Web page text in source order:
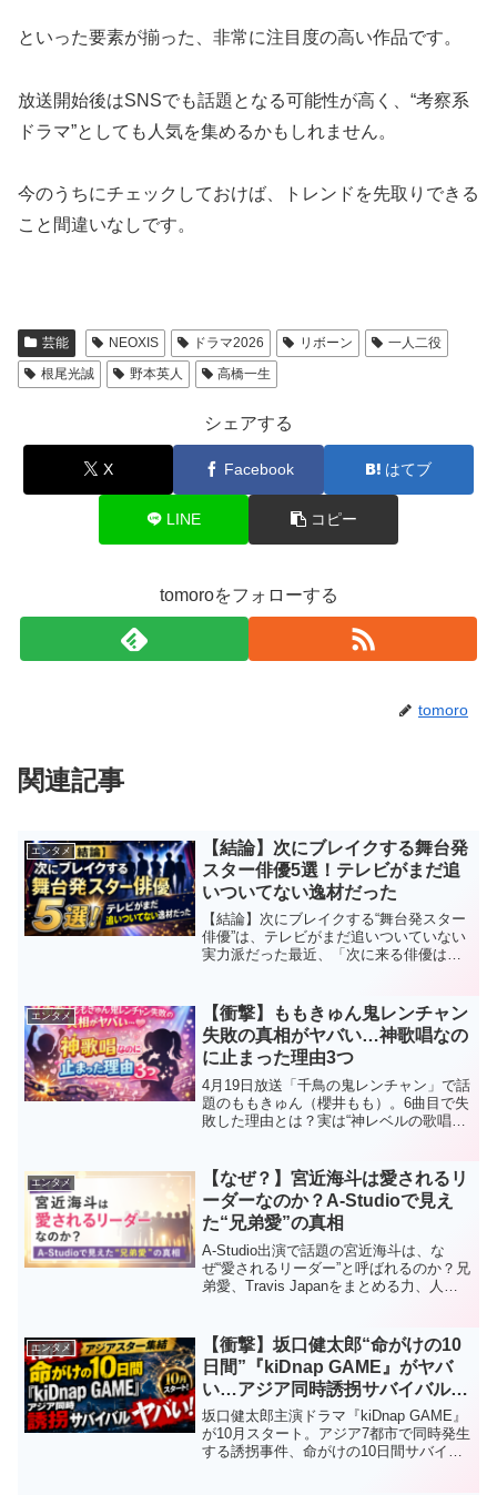
といった要素が揃った、非常に注目度の高い作品です。
放送開始後はSNSでも話題となる可能性が高く、“考察系
ドラマ”としても人気を集めるかもしれません。
今のうちにチェックしておけば、トレンドを先取りできる
こと間違いなしです。
芸能 NEOXIS ドラマ2026 リボーン
一人二役
根尾光誠
野本英人 高橋一生
シェアする
X Facebook はてブ
LINE コピー
tomoroをフォローする
tomoro
関連記事
エンタメ
【結論】次にブレイクする舞台発
スター俳優5選！テレビがまだ追
いついてない逸材だった
【結論】次にブレイクする“舞台発スター
俳優”は、テレビがまだ追いついていない
実力派だった最近、「次に来る俳優は
す。結論からいうと、次にブレイクしそ
うなのは、テレビよりも先...
エンタメ
【衝撃】ももきゅん鬼レンチャン
失敗の真相がヤバい…神歌唱なの
に止まった理由3つ
4月19日放送「千鳥の鬼レンチャン」で話
題のももきゅん（櫻井もも）。6曲目で失
敗した理由とは？実は“神レベルの歌唱
エンタメ
【なぜ？】宮近海斗は愛されるリ
ーダーなのか？A-Studioで見え
た“兄弟愛”の真相
A-Studio出演で話題の宮近海斗は、な
ぜ“愛されるリーダー”と呼ばれるのか？兄
弟愛、Travis Japanをまとめる力、人を
エンタメ
【衝撃】坂口健太郎“命がけの10
日間”『kiDnap GAME』がヤバ
い…アジア同時誘拐サバイバルに
世界震撼
坂口健太郎主演ドラマ『kiDnap GAME』
が10月スタート。アジア7都市で同時発生
する誘拐事件、命がけの10日間サバイバ